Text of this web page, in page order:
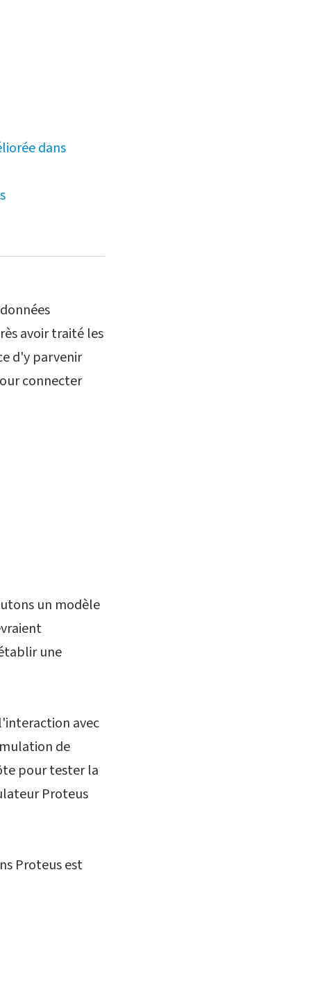
dans
avoir traité les
d'y parvenir
connecter
un modèle
une
avec
de
pour tester la
Proteus
Proteus est